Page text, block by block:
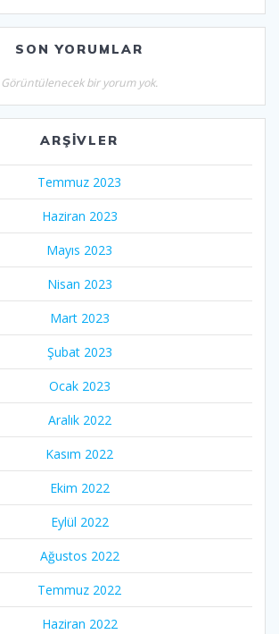
SON YORUMLAR
Görüntülenecek bir yorum yok.
ARŞIVLER
Temmuz 2023
Haziran 2023
Mayıs 2023
Nisan 2023
Mart 2023
Şubat 2023
Ocak 2023
Aralık 2022
Kasım 2022
Ekim 2022
Eylül 2022
Ağustos 2022
Temmuz 2022
Haziran 2022